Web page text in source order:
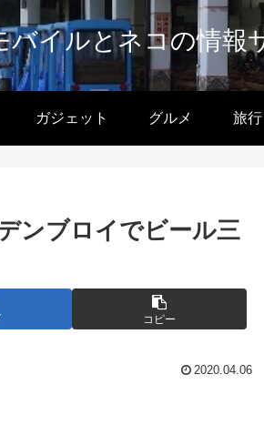
バイルとネコの情報
ガジェット グルメ 旅行
ンブロイでビール三
コピー
2020.04.06